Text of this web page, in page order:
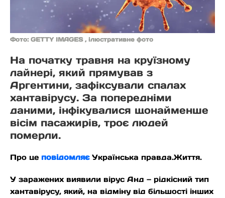
Фото: GETTY IMAGES , ілюстративне фото
На початку травня на круїзному
лайнері, який прямував з
Аргентини, зафіксували спалах
хантавірусу. За попередніми
даними, інфікувалися щонайменше
вісім пасажирів, троє людей
померли.
Про це повідомляєУкраїнська правда.Життя.
У заражених виявили вірус Анд — рідкісний тип
хантавірусу, який, на відміну від більшості інших